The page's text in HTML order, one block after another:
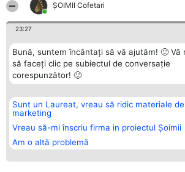
ȘOIMII Cofetari
23:27
Bună, suntem încântați să vă ajutăm! 🙂 Vă
să faceți clic pe subiectul de conversație
corespunzător! 🙂
Sunt un Laureat, vreau să ridic materiale de
marketing
Vreau să-mi înscriu firma in proiectul Șoimii
Am o altă problemă
Organizator Ranking
BRIGHT SOLUTIONS BR SRL
Aleea Timisul De Sus 2 Bl. A30
Sc. A Et. 4 Ap. 13 Cod 061952
București
CUI 36737675
Plebiscyt
Lista Tuturor
Laureaților
Statut